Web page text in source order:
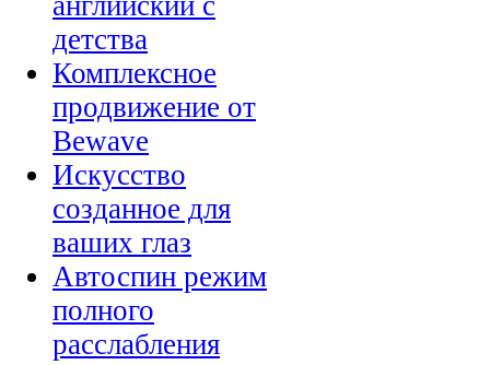
детства
Комплексное
продвижение от
Bewave
Искусство
созданное для
ваших глаз
Автоспин режим
полного
расслабления